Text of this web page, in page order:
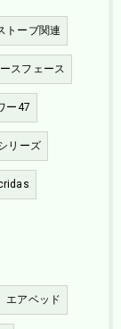
トーブ関連
スフェース
ー47
リーズ
エアベッド